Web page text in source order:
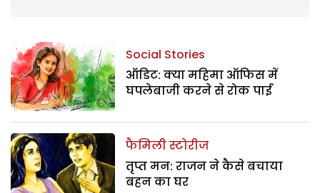
Social Stories
ऑडिट: क्या महिमा ऑफिस में
घपलेबाजी करने से रोक पाई
फैमिली स्टोरीज
तृप्त मन: राजन ने कैसे बचाया
बहन का घर